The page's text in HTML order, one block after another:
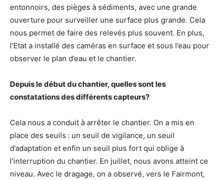
entonnoirs, des pièges à sédiments, avec une grande
ouverture pour surveiller une surface plus grande. Cela
nous permet de faire des relevés plus souvent. En plus,
l’Etat a installé des caméras en surface et sous l’eau pour
observer le plan d’eau et le chantier.
Depuis le début du chantier, quelles sont les
constatations des différents capteurs?
Cela nous a conduit à arrêter le chantier. On a mis en
place des seuils : un seuil de vigilance, un seuil
d’adaptation et enfin un seuil plus fort qui oblige à
l’interruption du chantier. En juillet, nous avons atteint ce
niveau. Avec le dragage, on a observé, vers le Fairmont,